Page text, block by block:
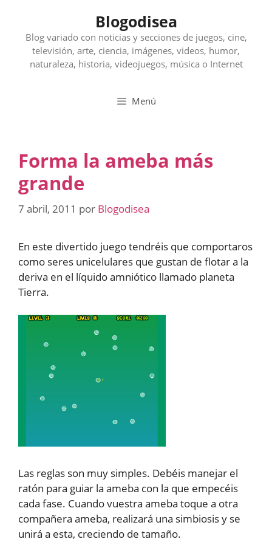
contenido
Blogodisea
Blog variado con noticias y secciones de juegos, cine,
televisión, arte, ciencia, imágenes, videos, humor,
naturaleza, historia, videojuegos, música o Internet
Menú
Forma la ameba más
grande
7 abril, 2011 por Blogodisea
En este divertido juego tendréis que comportaros
como seres unicelulares que gustan de flotar a la
deriva en el líquido amniótico llamado planeta
Tierra.
Las reglas son muy simples. Debéis manejar el
ratón para guiar la ameba con la que empecéis
cada fase. Cuando vuestra ameba toque a otra
compañera ameba, realizará una simbiosis y se
unirá a esta, creciendo de tamaño.